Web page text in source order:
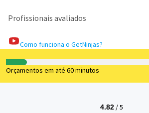
Profissionais avaliados
Como funciona o GetNinjas?
Orçamentos em até 60 minutos
4.82 /5